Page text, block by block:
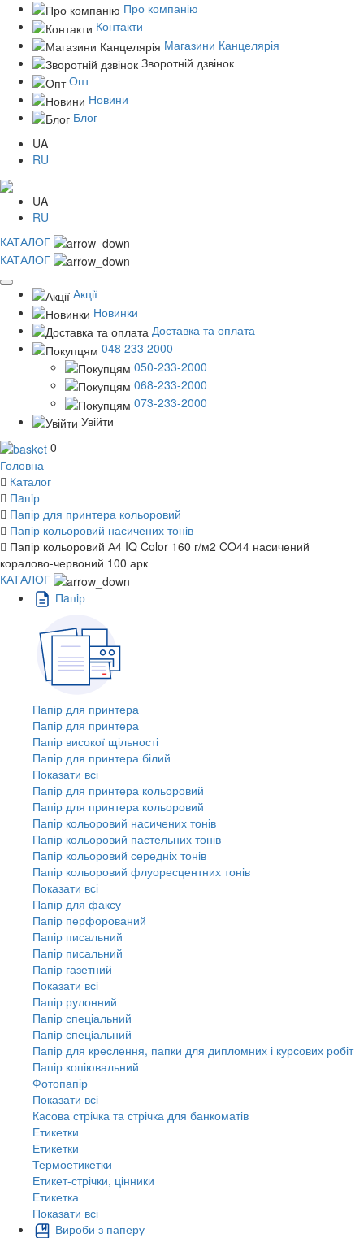
Про компанію
Контакти
Магазини Канцелярія
Зворотній дзвінок
Опт
Новини
Блог
UA
RU
UA
RU
КАТАЛОГ
КАТАЛОГ
Акції
Новинки
Доставка та оплата
048 233 2000
050-233-2000
068-233-2000
073-233-2000
Увійти
0
Головна
Каталог
Пaпiр
Папір для принтера кольоровий
Папір кольоровий насичених тонів
Папір кольоровий А4 IQ Color 160 г/м2 CO44 насичений
коралово-червоний 100 арк
КАТАЛОГ
Пaпiр
Папір для принтера
Папір для принтера
Папір високої щільності
Папір для принтера білий
Показати всі
Папір для принтера кольоровий
Папір для принтера кольоровий
Папір кольоровий насичених тонів
Папір кольоровий пастельних тонів
Папір кольоровий середніх тонів
Папір кольоровий флуоресцентних тонів
Показати всі
Папір для факсу
Папір перфорований
Папір писальний
Папір писальний
Папір газетний
Показати всі
Папір рулонний
Папір спеціальний
Папір спеціальний
Папір для креслення, папки для дипломних і курсових робіт
Папір копіювальний
Фотопапір
Показати всі
Касова стрічка та стрічка для банкоматів
Етикетки
Етикетки
Термоетикетки
Етикет-стрічки, цінники
Етикетка
Показати всі
Вироби з паперу